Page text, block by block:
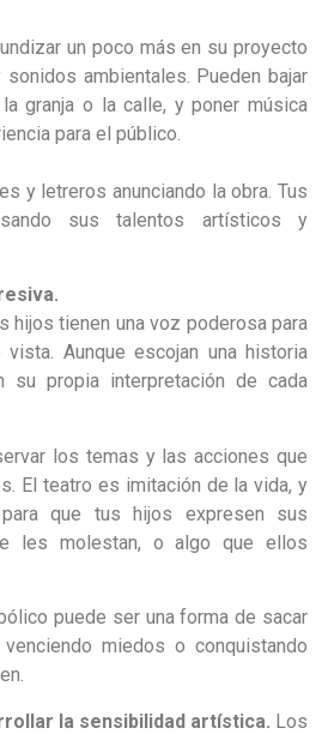
un poco más en su proyecto
ambientales. Pueden bajar
granja o la calle, y poner música
para el público.
y letreros anunciando la obra. Tus
sus talentos artísticos y
hijos tienen una voz poderosa para
Aunque escojan una historia
su propia interpretación de cada
los temas y las acciones que
El teatro es imitación de la vida, y
que tus hijos expresen sus
les molestan, o algo que ellos
puede ser una forma de sacar
miedos o conquistando
la sensibilidad artística. Los